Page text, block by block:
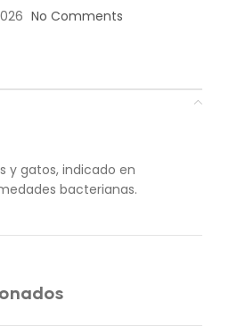
No Comments
y gatos, indicado en
bacterianas.